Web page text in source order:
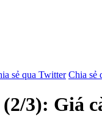
sẻ qua Twitter Chia sẻ
3): Giá